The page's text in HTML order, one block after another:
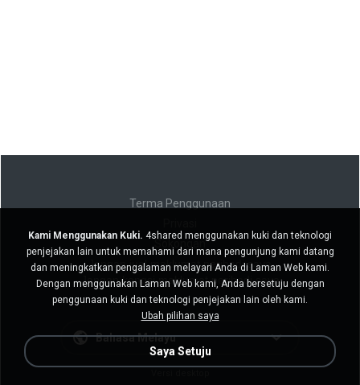
Terma Penggunaan
Jangan jual maklumat peribadi saya
Jangan kongsi maklumat peribadi saya
Bahasa Melayu
Kami Menggunakan Kuki. 4shared menggunakan kuki dan teknologi
penjejakan lain untuk memahami dari mana pengunjung kami datang
dan meningkatkan pengalaman melayari Anda di Laman Web kami.
Dengan menggunakan Laman Web kami, Anda bersetuju dengan
penggunaan kuki dan teknologi penjejakan lain oleh kami.
Ubah pilihan saya
Saya Setuju